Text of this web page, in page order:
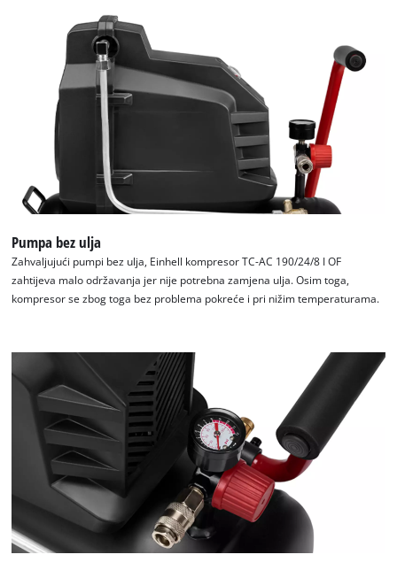
Trebamo vaše dopuštenje za učitavanje
This content is not permitted to load due
to trackers that are not disclosed to the
visitor. The website owner needs to setup
the site with their CMP to add this content
to the list of technologies used.
Powered byUsercentrics Consent
Management Platform
Pumpa bez ulja
Zahvaljujući pumpi bez ulja, Einhell kompresor TC-AC 190/24/8 I OF
zahtijeva malo održavanja jer nije potrebna zamjena ulja. Osim toga,
kompresor se zbog toga bez problema pokreće i pri nižim temperaturama.